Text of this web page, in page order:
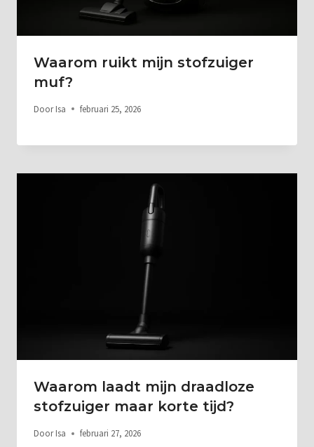
Waarom ruikt mijn stofzuiger
muf?
Door Isa februari 25, 2026
Waarom laadt mijn draadloze
stofzuiger maar korte tijd?
Door Isa februari 27, 2026